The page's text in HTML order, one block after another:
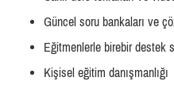
Güncel soru bankaları ve
Eğitmenlerle birebir destek
Kişisel eğitim danışmanlığı